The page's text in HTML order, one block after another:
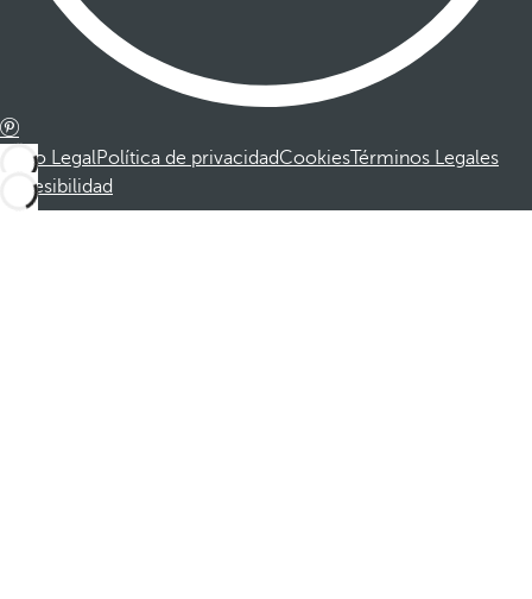
Aviso LegalPolítica de privacidadCookiesTérminos Legales
Accesibilidad